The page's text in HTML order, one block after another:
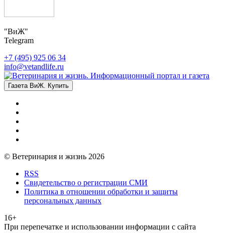
"ВиЖ"
Telegram
+7 (495) 925 06 34
info@vetandlife.ru
Газета ВиЖ. Купить
© Ветеринария и жизнь 2026
RSS
Свидетельство о регистрации СМИ
Политика в отношении обработки и защиты
персональных данных
16+
При перепечатке и использовании информации с сайта